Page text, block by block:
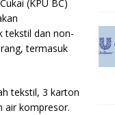
(KPU BC)
tekstil dan non-
termasuk
tekstil, 3 karton
air kompresor.